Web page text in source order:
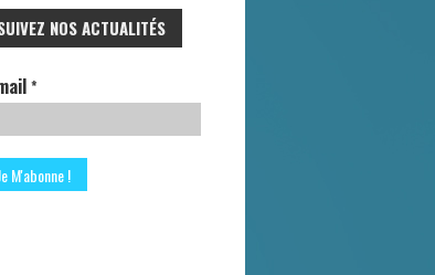
NOS ACTUALITÉS
*